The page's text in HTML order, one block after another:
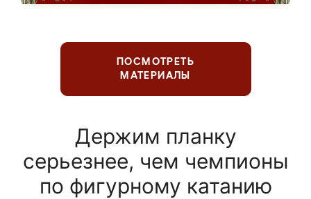
ПОСМОТРЕТЬ
МАТЕРИАЛЫ
Держим планку
серьезнее, чем чемпионы
по фигурному катанию